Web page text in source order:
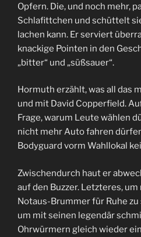
Opfern. Die, und noch mehr,
Schlafittchen und schüttelt
lachen kann. Er serviert
knackige Pointen in den
„bitter“ und „süßsauer“.
Hormuth erzählt, was all das
und mit David Copperfield.
Frage, warum Leute wählen
nicht mehr Auto fahren
Bodyguard vorm Wahllokal
Zwischendurch haut er
auf den Buzzer. Letzteres,
Notaus-Brummer für Ruhe
um mit seinen legendär
Ohrwürmern gleich wieder